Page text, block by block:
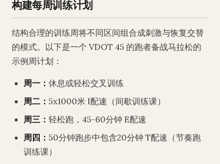
构建每周训练计划
结构合理的训练周将不同区间组合成刺激与恢复交替
的模式。以下是一个 VDOT 45 的跑者备战马拉松的
示例周计划：
周一： 休息或轻松交叉训练
周二： 5x1000米 I配速（间歇训练课）
周三： 轻松跑，45-60分钟 E配速
周四： 50分钟跑步中包含20分钟 T配速（节奏跑
训练课）